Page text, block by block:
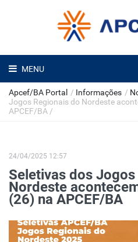
MENU
Apcef/BA Portal / Informações /
Jogos Regionais do Nordeste
APCEF/BA /
24/04/2025 12:57
Seletivas dos
Nordeste
(26) na APCEF/BA